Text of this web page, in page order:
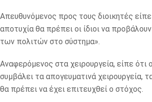
Απευθυνόμενος προς τους διοικητές
αποτυχία θα πρέπει οι ίδιοι να
των πολιτών στο σύστημα».
Αναφερόμενος στα χειρουργεία, είπε
συμβάλει τα απογευματινά χειρουργεία,
θα πρέπει να έχει επιτευχθεί ο στόχος.